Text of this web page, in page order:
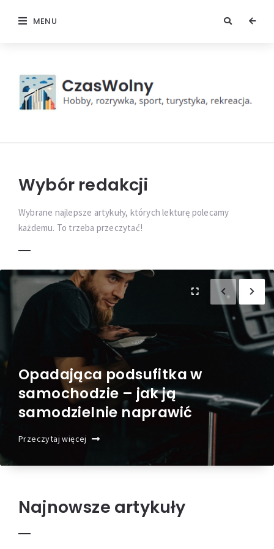
MENU
Wybór redakcji
Wybrane najlepsze artykuły, których lekturę polecamy
każdemu. To trzeba przeczytać!
Opadająca podsufitka w
samochodzie – jak ją
samodzielnie naprawić
Przeczytaj więcej
Jak zacząć swoją przygodę z
Najnowsze artykuły